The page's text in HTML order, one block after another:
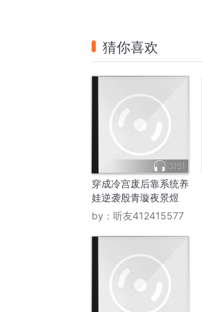
猜你喜欢
3151
穿成冷宫废后靠系统养
娃逆袭殷青璇夜景煜
by： 听友412415577